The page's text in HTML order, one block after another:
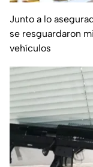
Junto a lo
se resguardaron
vehículos